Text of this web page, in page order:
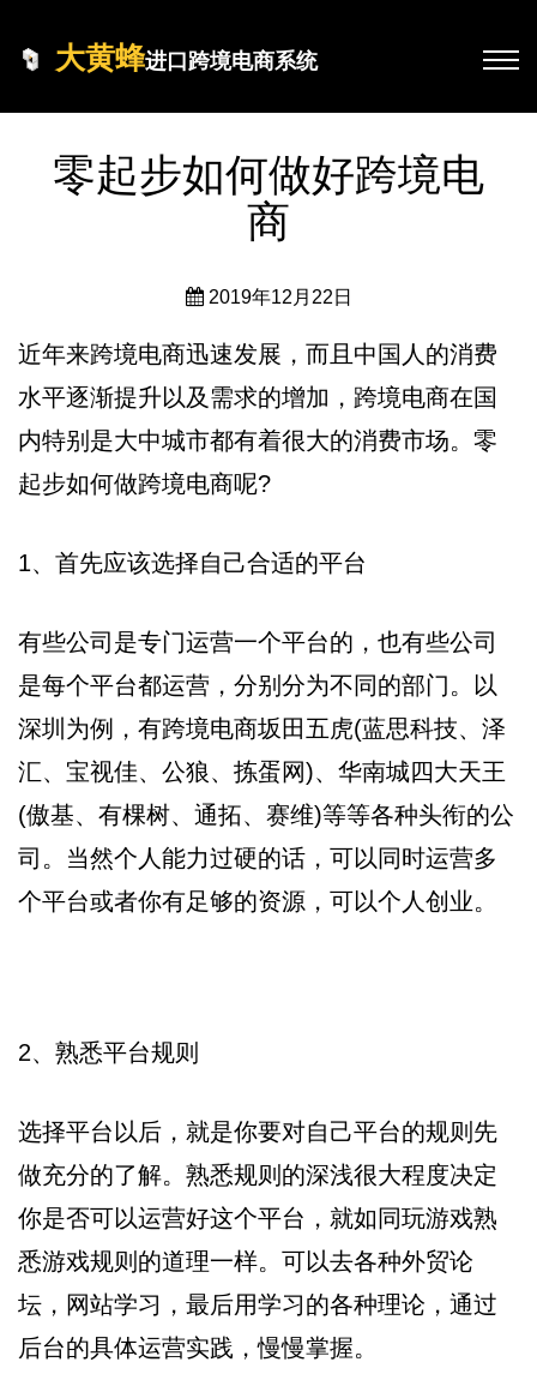
大黄蜂进口跨境电商系统
零起步如何做好跨境电
商
2019年12月22日
近年来跨境电商迅速发展，而且中国人的消费
水平逐渐提升以及需求的增加，跨境电商在国
内特别是大中城市都有着很大的消费市场。零
起步如何做跨境电商呢?
1、首先应该选择自己合适的平台
有些公司是专门运营一个平台的，也有些公司
是每个平台都运营，分别分为不同的部门。以
深圳为例，有跨境电商坂田五虎(蓝思科技、泽
汇、宝视佳、公狼、拣蛋网)、华南城四大天王
(傲基、有棵树、通拓、赛维)等等各种头衔的公
司。当然个人能力过硬的话，可以同时运营多
个平台或者你有足够的资源，可以个人创业。
2、熟悉平台规则
选择平台以后，就是你要对自己平台的规则先
做充分的了解。熟悉规则的深浅很大程度决定
你是否可以运营好这个平台，就如同玩游戏熟
悉游戏规则的道理一样。可以去各种外贸论
坛，网站学习，最后用学习的各种理论，通过
后台的具体运营实践，慢慢掌握。